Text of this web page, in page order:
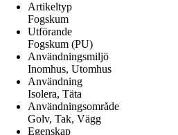
Artikeltyp
Fogskum
Utförande
Fogskum (PU)
Användningsmiljö
Inomhus, Utomhus
Användning
Isolera, Täta
Användningsområde
Golv, Tak, Vägg
Egenskap